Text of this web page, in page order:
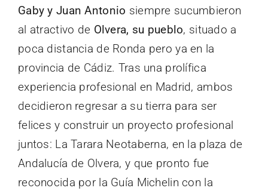
Gaby y Juan Antonio siempre sucumbieron
al atractivo de Olvera, su pueblo, situado a
poca distancia de Ronda pero ya en la
provincia de Cádiz. Tras una prolífica
experiencia profesional en Madrid, ambos
decidieron regresar a su tierra para ser
felices y construir un proyecto profesional
juntos: La Tarara Neotaberna, en la plaza de
Andalucía de Olvera, y que pronto fue
reconocida por la Guía Michelin con la